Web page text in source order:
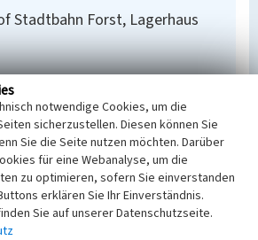
Stadtbahn Forst, Lagerhaus
notwendige Cookies, um die
sicherzustellen. Diesen können Sie
Sie die Seite nutzen möchten. Darüber
für eine Webanalyse, um die
zu optimieren, sofern Sie einverstanden
erklären Sie Ihr Einverständnis.
Sie auf unserer Datenschutzseite.